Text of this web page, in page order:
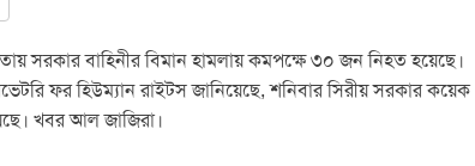
সরকার বাহিনীর বিমান হামলায় কমপক্ষে ৩০ জন নিহত হয়েছে।
ফর হিউম্যান রাইটস জানিয়েছে, শনিবার সিরীয় সরকার কয়েক
খবর আল জাজিরা।